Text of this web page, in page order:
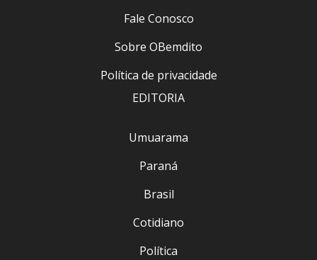
Fale Conosco
Sobre OBemdito
Política de privacidade
EDITORIA
Umuarama
Paraná
Brasil
Cotidiano
Política